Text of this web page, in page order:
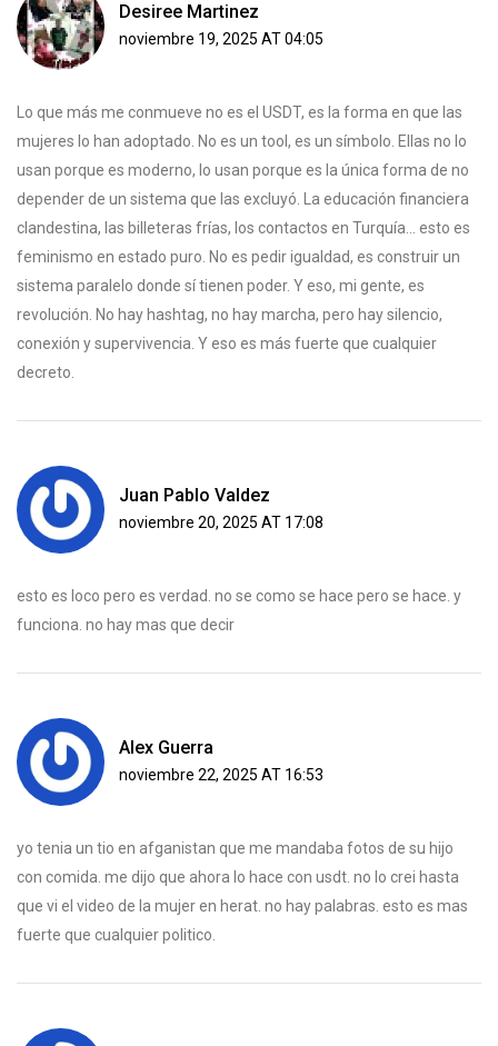
Desiree Martinez
noviembre 19, 2025 AT 04:05
Lo que más me conmueve no es el USDT, es la forma en que las
mujeres lo han adoptado. No es un tool, es un símbolo. Ellas no lo
usan porque es moderno, lo usan porque es la única forma de no
depender de un sistema que las excluyó. La educación financiera
clandestina, las billeteras frías, los contactos en Turquía… esto es
feminismo en estado puro. No es pedir igualdad, es construir un
sistema paralelo donde sí tienen poder. Y eso, mi gente, es
revolución. No hay hashtag, no hay marcha, pero hay silencio,
conexión y supervivencia. Y eso es más fuerte que cualquier
decreto.
Juan Pablo Valdez
noviembre 20, 2025 AT 17:08
esto es loco pero es verdad. no se como se hace pero se hace. y
funciona. no hay mas que decir
Alex Guerra
noviembre 22, 2025 AT 16:53
yo tenia un tio en afganistan que me mandaba fotos de su hijo
con comida. me dijo que ahora lo hace con usdt. no lo crei hasta
que vi el video de la mujer en herat. no hay palabras. esto es mas
fuerte que cualquier politico.